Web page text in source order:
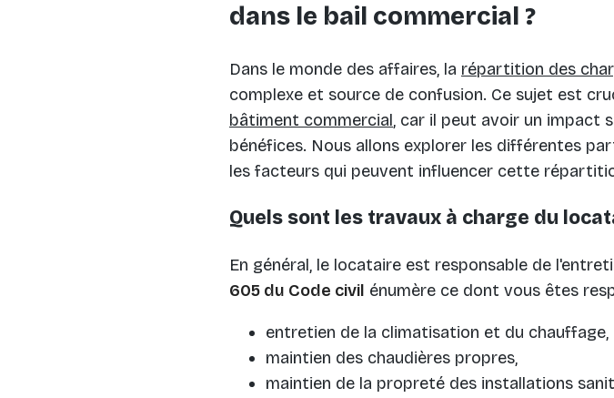
dans le bail commercial ?
Dans le monde des affaires, la répartition des
complexe et source de confusion. Ce sujet est
bâtiment commercial, car il peut avoir un impact
bénéfices. Nous allons explorer les différentes
les facteurs qui peuvent influencer cette
Quels sont les travaux à charge du
En général, le locataire est responsable de
605 du Code civil énumère ce dont vous êtes
entretien de la climatisation et du chauffage,
maintien des chaudières propres,
maintien de la propreté des installations